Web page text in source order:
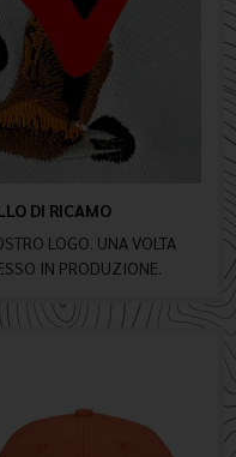
DI RICAMO
LOGO. UNA VOLTA
IN PRODUZIONE.